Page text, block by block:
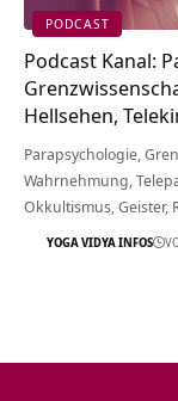
PODCAST
Podcast Kanal:
Hellsehen,
Parapsychologie,
Wahrnehmung,
Okkultismus, Geister,
YOGA VIDYA INFOS